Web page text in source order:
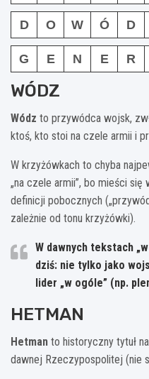
D O W Ó D
G E N E R
WÓDZ
Wódz to przywódca wojsk,
ktoś, kto stoi na czele armii i
W krzyżówkach to chyba
„na czele armii”, bo mieści się
definicji pobocznych
zależnie od tonu krzyżówki).
W dawnych tekstach
dziś: nie tylko jako
lider „w ogóle” (np.
HETMAN
Hetman to historyczny tytuł
dawnej Rzeczypospolitej (nie